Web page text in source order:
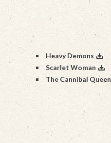
Heavy Demons
Scarlet Woman
The Cannibal Queen